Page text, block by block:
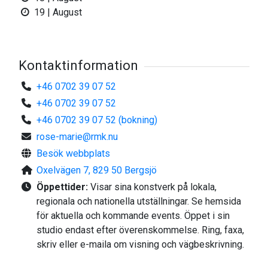
disciplinövningar såsom kroki, självporträtt och stilleben.
Idag kan du se hennes verk pryda väggar på många
offentliga inrättningar, i företags entreer och vidare hittar
man hennes fantastiska bilder på ett och annat bokomslag...
Rose-Marie Klintman är idag verksam både i Stockholm och
Bergsjö.
Tel: 076 82 13 703
Kontaktperson: Rose-Marie Klintman
19 | August
Kontaktinformation
+46 0702 39 07 52
+46 0702 39 07 52
+46 0702 39 07 52 (bokning)
rose-marie@rmk.nu
Besök webbplats
Oxelvägen 7, 829 50 Bergsjö
Öppettider: Visar sina konstverk på lokala,
regionala och nationella utställningar. Se hemsida
för aktuella och kommande events. Öppet i sin
studio endast efter överenskommelse. Ring, faxa,
skriv eller e-maila om visning och vägbeskrivning.